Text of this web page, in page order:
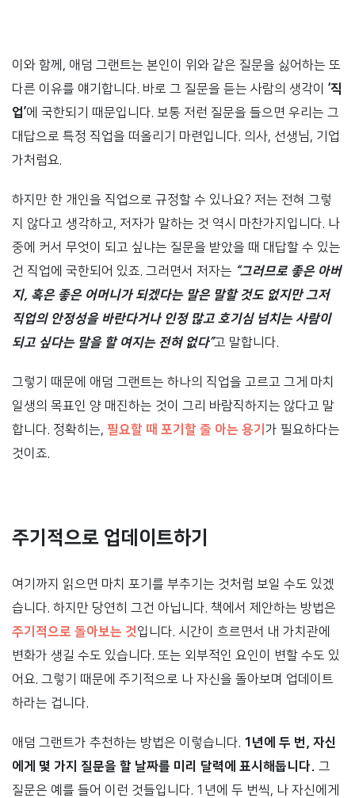
이와 함께, 애덤 그랜트는 본인이 위와 같은 질문을 싫어하는 또
다른 이유를 얘기합니다. 바로 그 질문을 듣는 사람의 생각이 ‘직
업’에 국한되기 때문입니다. 보통 저런 질문을 들으면 우리는 그
대답으로 특정 직업을 떠올리기 마련입니다. 의사, 선생님, 기업
가처럼요.
하지만 한 개인을 직업으로 규정할 수 있나요? 저는 전혀 그렇
지 않다고 생각하고, 저자가 말하는 것 역시 마찬가지입니다. 나
중에 커서 무엇이 되고 싶냐는 질문을 받았을 때 대답할 수 있는
건 직업에 국한되어 있죠. 그러면서 저자는 “그러므로 좋은 아버
지, 혹은 좋은 어머니가 되겠다는 말은 말할 것도 없지만 그저
직업의 안정성을 바란다거나 인정 많고 호기심 넘치는 사람이
되고 싶다는 말을 할 여지는 전혀 없다”고 말합니다.
그렇기 때문에 애덤 그랜트는 하나의 직업을 고르고 그게 마치
일생의 목표인 양 매진하는 것이 그리 바람직하지는 않다고 말
합니다. 정확히는, 필요할 때 포기할 줄 아는 용기 가 필요하다는
것이죠.
주기적으로 업데이트하기
여기까지 읽으면 마치 포기를 부추기는 것처럼 보일 수도 있겠
습니다. 하지만 당연히 그건 아닙니다. 책에서 제안하는 방법은
주기적으로 돌아보는 것입니다. 시간이 흐르면서 내 가치관에
변화가 생길 수도 있습니다. 또는 외부적인 요인이 변할 수도 있
어요. 그렇기 때문에 주기적으로 나 자신을 돌아보며 업데이트
하라는 겁니다.
애덤 그랜트가 추천하는 방법은 이렇습니다. 1년에 두 번, 자신
에게 몇 가지 질문을 할 날짜를 미리 달력에 표시해둡니다. 그
질문은 예를 들어 이런 것들입니다. 1년에 두 번씩, 나 자신에게